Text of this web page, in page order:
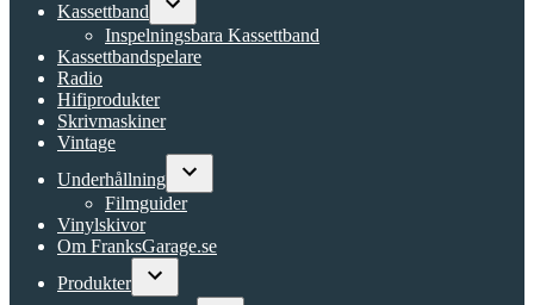
Kassettband
Open
dropdown
menu
Inspelningsbara Kassettband
Kassettbandspelare
Radio
Hifiprodukter
Skrivmaskiner
Vintage
Underhållning
Open
Filmguider
Vinylskivor
Om FranksGarage.se
Produkter
Open